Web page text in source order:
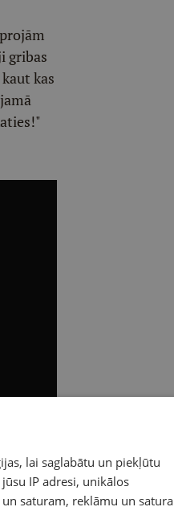
gribas
kas
lai saglabātu un piekļūtu
IP adresi, unikālos
saturam, reklāmu un satura